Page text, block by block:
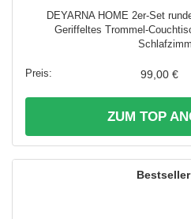
DEYARNA HOME 2er-Set
Geriffeltes Trommel-
99,00 €
ZUM TOP